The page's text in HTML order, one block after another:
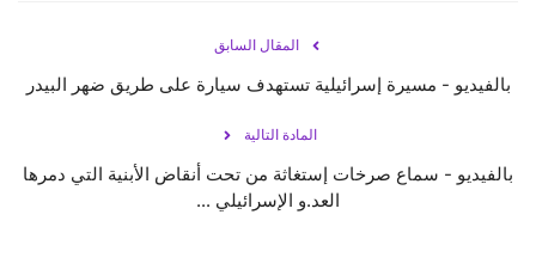
المقال السابق
بالفيديو - مسيرة إسرائيلية تستهدف سيارة على طريق ‎ضهر البيدر
المادة التالية
بالفيديو - سماع صرخات إستغاثة من تحت أنقاض الأبنية التي دمرها
العد.و الإسرائيلي ...